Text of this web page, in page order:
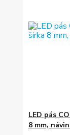
LED pás
8 mm,